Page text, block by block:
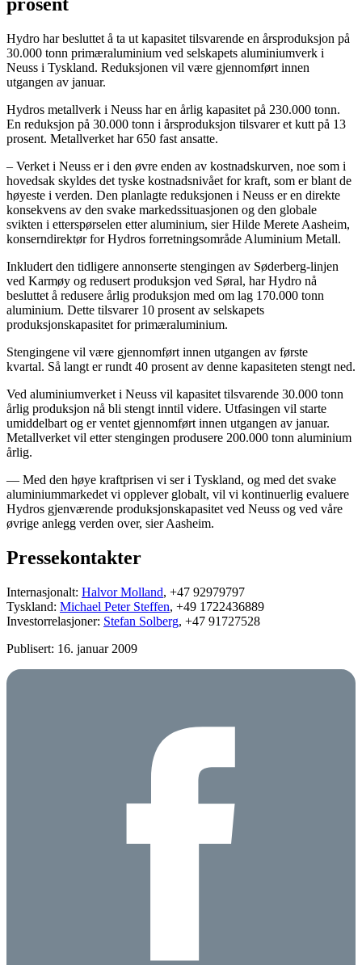
Hydro har besluttet å ta ut kapasitet tilsvarende en årsproduksjon på
30.000 tonn primæraluminium ved selskapets aluminiumverk i
Neuss i Tyskland. Reduksjonen vil være gjennomført innen
utgangen av januar.
Hydros metallverk i Neuss har en årlig kapasitet på 230.000 tonn.
En reduksjon på 30.000 tonn i årsproduksjon tilsvarer et kutt på 13
prosent. Metallverket har 650 fast ansatte.
– Verket i Neuss er i den øvre enden av kostnadskurven, noe som i
hovedsak skyldes det tyske kostnadsnivået for kraft, som er blant de
høyeste i verden. Den planlagte reduksjonen i Neuss er en direkte
konsekvens av den svake markedssituasjonen og den globale
svikten i etterspørselen etter aluminium, sier Hilde Merete Aasheim,
konserndirektør for Hydros forretningsområde Aluminium Metall.
Inkludert den tidligere annonserte stengingen av Søderberg-linjen
ved Karmøy og redusert produksjon ved Søral, har Hydro nå
besluttet å redusere årlig produksjon med om lag 170.000 tonn
aluminium. Dette tilsvarer 10 prosent av selskapets
produksjonskapasitet for primæraluminium.
Stengingene vil være gjennomført innen utgangen av første
kvartal. Så langt er rundt 40 prosent av denne kapasiteten stengt ned.
Ved aluminiumverket i Neuss vil kapasitet tilsvarende 30.000 tonn
årlig produksjon nå bli stengt inntil videre. Utfasingen vil starte
umiddelbart og er ventet gjennomført innen utgangen av januar.
Metallverket vil etter stengingen produsere 200.000 tonn aluminium
årlig.
— Med den høye kraftprisen vi ser i Tyskland, og med det svake
aluminiummarkedet vi opplever globalt, vil vi kontinuerlig evaluere
Hydros gjenværende produksjonskapasitet ved Neuss og ved våre
øvrige anlegg verden over, sier Aasheim.
Pressekontakter
Internasjonalt: Halvor Molland, +47 92979797
Tyskland: Michael Peter Steffen, +49 1722436889
Investorrelasjoner: Stefan Solberg, +47 91727528
Publisert: 16. januar 2009